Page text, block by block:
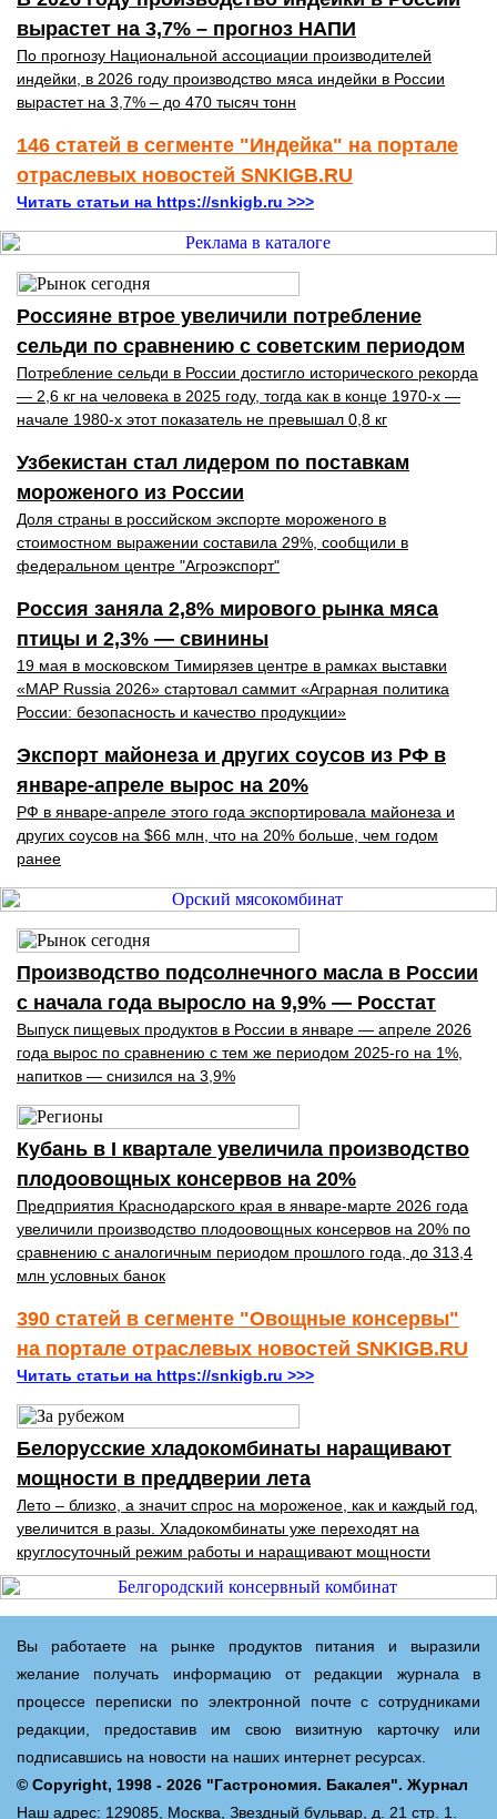
вырастет на 3,7% – прогноз НАПИ
По прогнозу Национальной ассоциации производителей
индейки, в 2026 году производство мяса индейки в России
вырастет на 3,7% – до 470 тысяч тонн
146 статей в сегменте "Индейка" на портале
отраслевых новостей SNKIGB.RU
Читать статьи на https://snkigb.ru >>>
Россияне втрое увеличили потребление
сельди по сравнению с советским периодом
Потребление сельди в России достигло исторического рекорда
— 2,6 кг на человека в 2025 году, тогда как в конце 1970-х —
начале 1980-х этот показатель не превышал 0,8 кг
Узбекистан стал лидером по поставкам
мороженого из России
Доля страны в российском экспорте мороженого в
стоимостном выражении составила 29%, сообщили в
федеральном центре "Агроэкспорт"
Россия заняла 2,8% мирового рынка мяса
птицы и 2,3% — свинины
19 мая в московском Тимирязев центре в рамках выставки
«MAP Russia 2026» стартовал саммит «Аграрная политика
России: безопасность и качество продукции»
Экспорт майонеза и других соусов из РФ в
январе-апреле вырос на 20%
РФ в январе-апреле этого года экспортировала майонеза и
других соусов на $66 млн, что на 20% больше, чем годом
ранее
Производство подсолнечного масла в России
с начала года выросло на 9,9% — Росстат
Выпуск пищевых продуктов в России в январе — апреле 2026
года вырос по сравнению с тем же периодом 2025-го на 1%,
напитков — снизился на 3,9%
Кубань в I квартале увеличила производство
плодоовощных консервов на 20%
Предприятия Краснодарского края в январе-марте 2026 года
увеличили производство плодоовощных консервов на 20% по
сравнению с аналогичным периодом прошлого года, до 313,4
млн условных банок
390 статей в сегменте "Овощные консервы"
на портале отраслевых новостей SNKIGB.RU
Читать статьи на https://snkigb.ru >>>
Белорусские хладокомбинаты наращивают
мощности в преддверии лета
Лето – близко, а значит спрос на мороженое, как и каждый год,
увеличится в разы. Хладокомбинаты уже переходят на
круглосуточный режим работы и наращивают мощности
Вы работаете на рынке продуктов питания и выразили
желание получать информацию от редакции журнала в
процессе переписки по электронной почте с сотрудниками
редакции, предоставив им свою визитную карточку или
подписавшись на новости на наших интернет ресурсах.
© Copyright, 1998 - 2026 "Гастрономия. Бакалея". Журнал
Наш адрес: 129085, Москва, Звездный бульвар, д. 21 стр. 1.